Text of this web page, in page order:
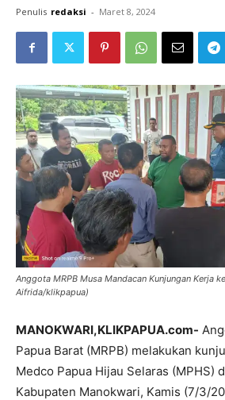
Penulis redaksi - Maret 8, 2024
Anggota MRPB Musa Mandacan Kunjungan Kerja
Aifrida/klikpapua)
MANOKWARI,KLIKPAPUA.com-
Papua Barat (MRPB) melakukan
Medco Papua Hijau Selaras (MPHS)
Kabupaten Manokwari, Kamis (7/3/